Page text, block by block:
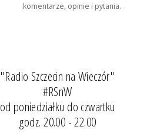
komentarze, opinie i pytania.
"Radio Szczecin na Wieczór"
#RSnW
od poniedziałku do czwartku
godz. 20.00 - 22.00